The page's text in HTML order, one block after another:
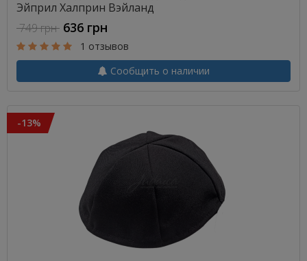
Эйприл Халприн Вэйланд
749 грн 636 грн
1 отзывов
Сообщить о наличии
-13%